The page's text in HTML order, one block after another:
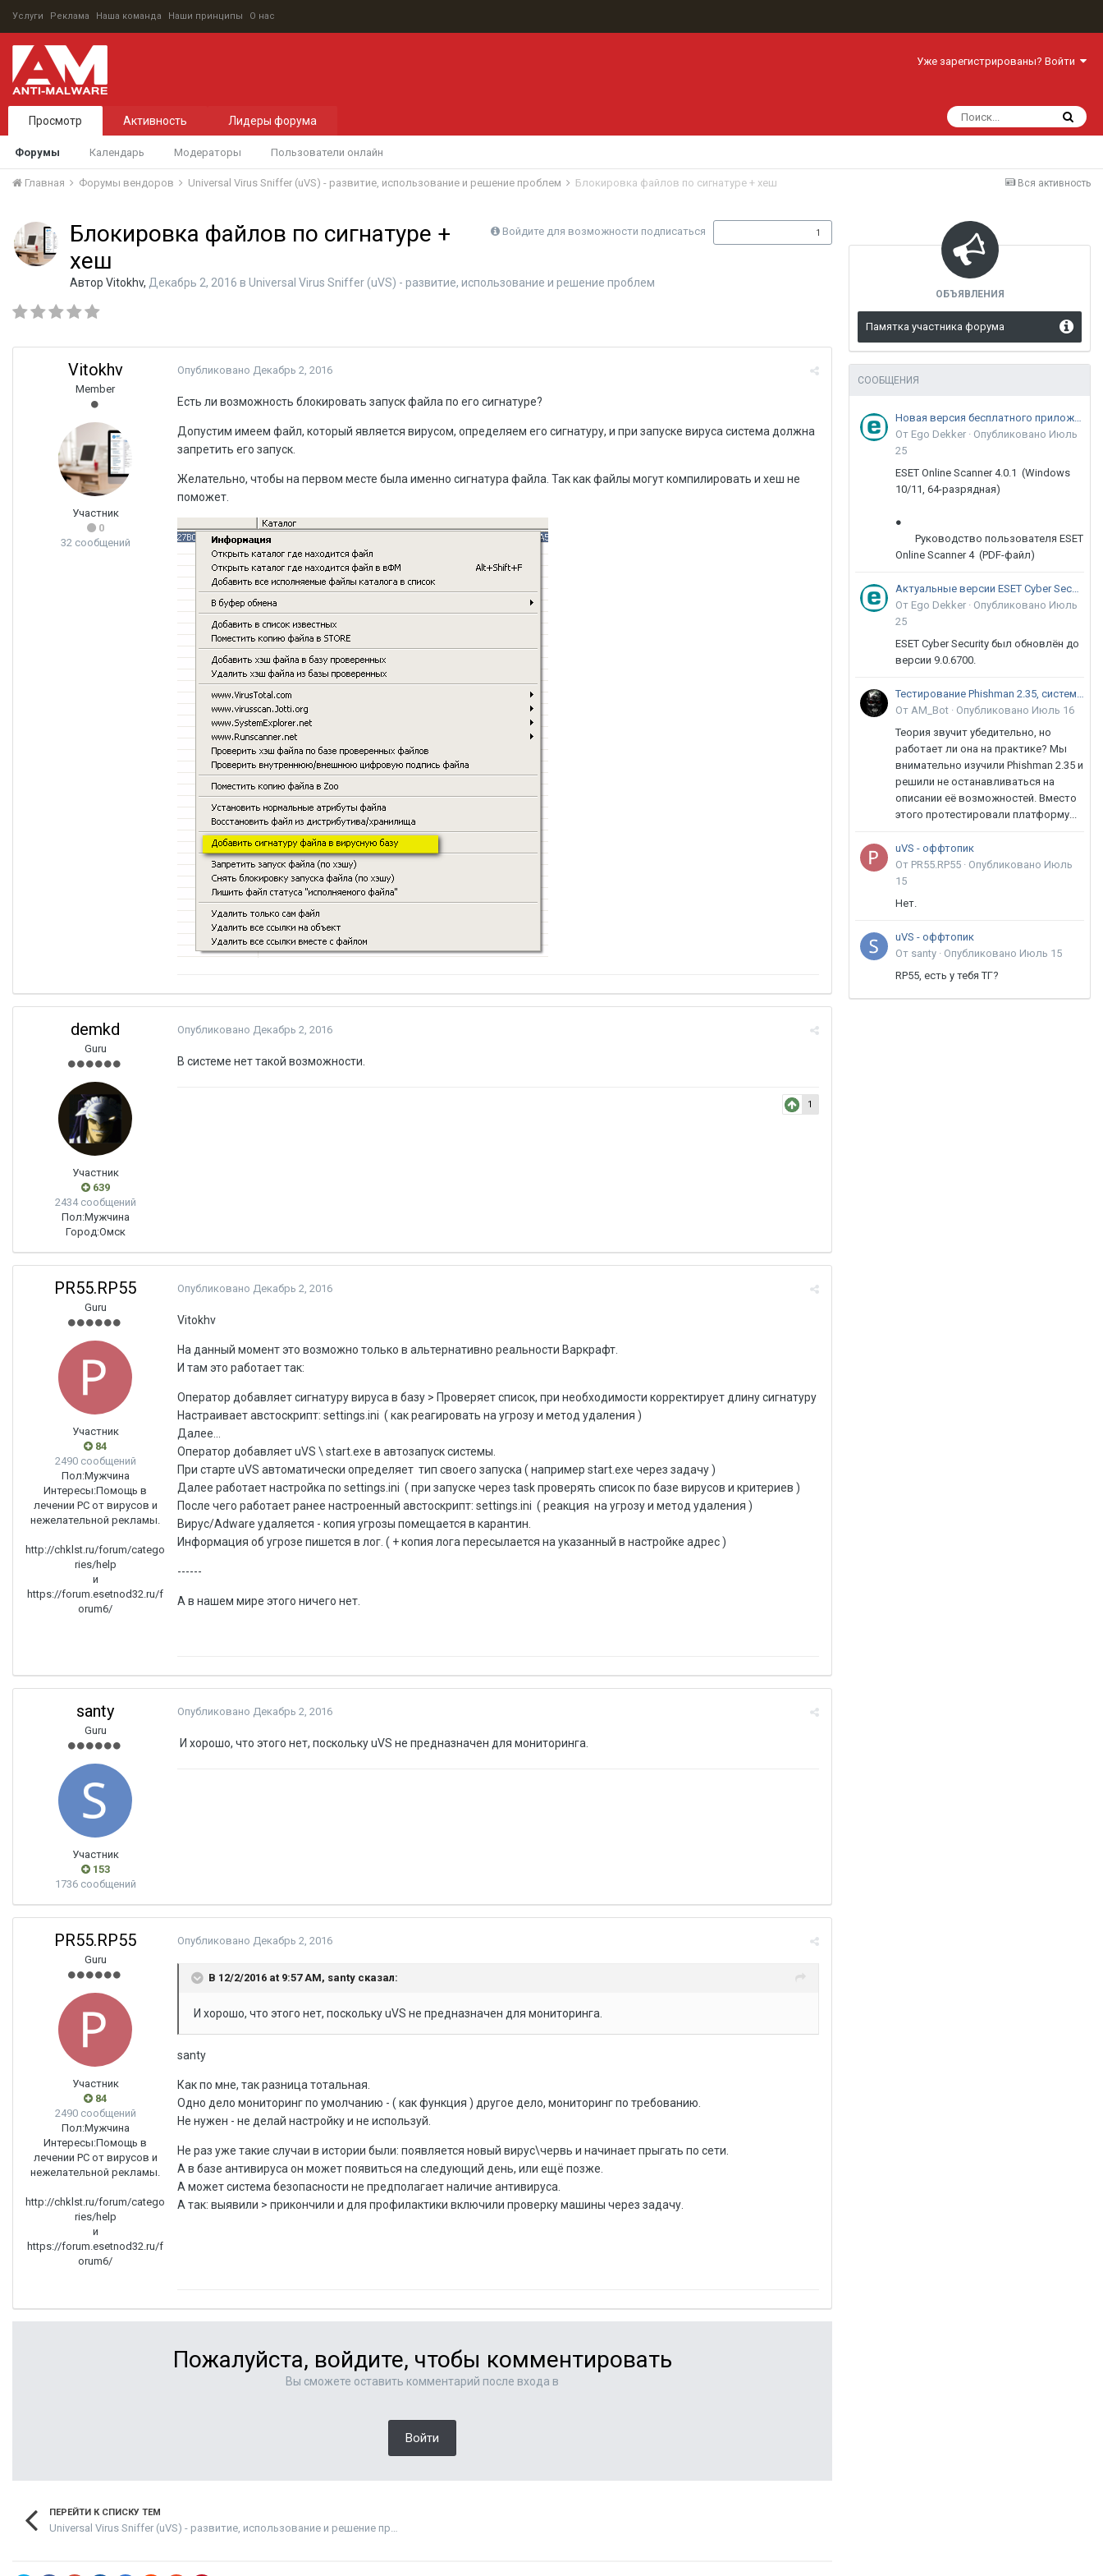
Услуги Реклама Наша команда Наши принципы О нас
Уже зарегистрированы? Войти
Просмотр
Форумы Календарь Модераторы Пользователи онлайн
Активность Лидеры форума
Вся активность
Главная Форумы вендоров Universal Virus Sniffer (uVS) - развитие, использование и решение проблем Блокировка файлов по сигнатуре + хеш
Войдите для возможности подписаться 1
Блокировка файлов по сигнатуре +
хеш
Автор Vitokhv, Декабрь 2, 2016 в Universal Virus Sniffer (uVS) - развитие, использование и решение проблем
Vitokhv
Member
Участник
0
32 сообщений
Опубликовано Декабрь 2, 2016
Есть ли возможность блокировать запуск файла по его сигнатуре?
Допустим имеем файл, который является вирусом, определяем его сигнатуру, и при запуске вируса система должна
запретить его запуск.
Желательно, чтобы на первом месте была именно сигнатура файла. Так как файлы могут компилировать и хеш не
поможет.
demkd
Guru
Участник
639
2434 сообщений
Пол:Мужчина
Город:Омск
Опубликовано Декабрь 2, 2016
В системе нет такой возможности.
1
PR55.RP55
Guru
Участник
84
2490 сообщений
Пол:Мужчина
Интересы:Помощь в
лечении PC от вирусов и
нежелательной рекламы.
http://chklst.ru/forum/catego
ries/help
и
https://forum.esetnod32.ru/f
orum6/
Опубликовано Декабрь 2, 2016
Vitokhv
На данный момент это возможно только в альтернативно реальности Варкрафт.
И там это работает так:
Оператор добавляет сигнатуру вируса в базу > Проверяет список, при необходимости корректирует длину сигнатуру
Настраивает австоскрипт: settings.ini ( как реагировать на угрозу и метод удаления )
Далее...
Оператор добавляет uVS \ start.exe в автозапуск системы.
При старте uVS автоматически определяет тип своего запуска ( например start.exe через задачу )
Далее работает настройка по settings.ini ( при запуске через task проверять список по базе вирусов и критериев )
После чего работает ранее настроенный австоскрипт: settings.ini ( реакция на угрозу и метод удаления )
Вирус/Adware удаляется - копия угрозы помещается в карантин.
Информация об угрозе пишется в лог. ( + копия лога пересылается на указанный в настройке адрес )
------
А в нашем мире этого ничего нет.
santy
Guru
Участник
153
1736 сообщений
Опубликовано Декабрь 2, 2016
И хорошо, что этого нет, поскольку uVS не предназначен для мониторинга.
PR55.RP55
Guru
Участник
84
2490 сообщений
Пол:Мужчина
Интересы:Помощь в
лечении PC от вирусов и
нежелательной рекламы.
http://chklst.ru/forum/catego
ries/help
и
https://forum.esetnod32.ru/f
orum6/
Опубликовано Декабрь 2, 2016
В 12/2/2016 at 9:57 AM, santy сказал:
И хорошо, что этого нет, поскольку uVS не предназначен для мониторинга.
santy
Как по мне, так разница тотальная.
Одно дело мониторинг по умолчанию - ( как функция ) другое дело, мониторинг по требованию.
Не нужен - не делай настройку и не используй.
Не раз уже такие случаи в истории были: появляется новый вирус\червь и начинает прыгать по сети.
А в базе антивируса он может появиться на следующий день, или ещё позже.
А может система безопасности не предполагает наличие антивируса.
А так: выявили > прикончили и для профилактики включили проверку машины через задачу.
Пожалуйста, войдите, чтобы комментировать
Вы сможете оставить комментарий после входа в
Войти
ПЕРЕЙТИ К СПИСКУ ТЕМ
ОБЪЯВЛЕНИЯ
Памятка участника форума
СООБЩЕНИЯ
Новая версия бесплатного приложения ESET Online Scanner доступна пользователям
От Ego Dekker · Опубликовано Июль
25
ESET Online Scanner 4.0.1 (Windows
10/11, 64-разрядная)
●
Руководство пользователя ESET
Online Scanner 4 (PDF-файл)
Актуальные версии ESET Cyber Security 9
От Ego Dekker · Опубликовано Июль
25
ESET Cyber Security был обновлён до
версии 9.0.6700.
Тестирование Phishman 2.35, системы повышения осведомлённости пользователей в сфере ИБ
От AM_Bot · Опубликовано Июль 16
Теория звучит убедительно, но
работает ли она на практике? Мы
внимательно изучили Phishman 2.35 и
решили не останавливаться на
описании её возможностей. Вместо
этого протестировали платформу...
uVS - оффтопик
От PR55.RP55 · Опубликовано Июль
15
Нет.
uVS - оффтопик
От santy · Опубликовано Июль 15
RP55, есть у тебя ТГ?